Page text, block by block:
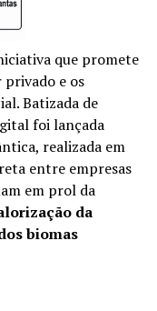
que promete
e os
Batizada de
foi lançada
realizada em
entre empresas
em prol da
da
biomas